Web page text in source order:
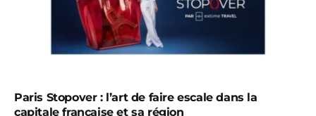
Paris Stopover : l’art de faire escale dans la
capitale française et sa région